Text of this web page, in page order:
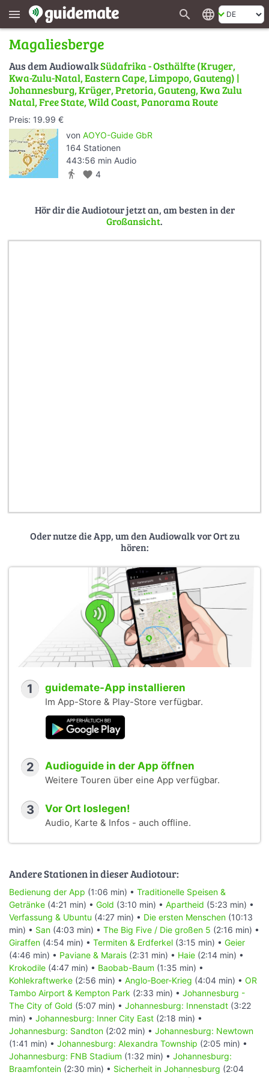
menu search language
Magaliesberge
Aus dem AudiowalkSüdafrika - Osthälfte (Kruger,
Kwa-Zulu-Natal, Eastern Cape, Limpopo, Gauteng) |
Johannesburg, Krüger, Pretoria, Gauteng, Kwa Zulu
Natal, Free State, Wild Coast, Panorama Route
Preis: 19.99 €
von AOYO-Guide GbR
164 Stationen
443:56 min Audio
directions_walk favorite 4
Hör dir die Audiotour jetzt an, am besten in der
Großansicht.
Oder nutze die App, um den Audiowalk vor Ort zu
hören:
1 guidemate-App installieren
Im App-Store & Play-Store verfügbar.
2 Audioguide in der App öffnen
Weitere Touren über eine App verfügbar.
3 Vor Ort loslegen!
Audio, Karte & Infos - auch offline.
Andere Stationen in dieser Audiotour:
Bedienung der App (1:06 min) • Traditionelle Speisen &
Getränke (4:21 min) • Gold (3:10 min) • Apartheid (5:23 min) •
Verfassung & Ubuntu (4:27 min) • Die ersten Menschen (10:13
min) • San (4:03 min) • The Big Five / Die großen 5 (2:16 min) •
Giraffen (4:54 min) • Termiten & Erdferkel (3:15 min) • Geier
(4:46 min) • Paviane & Marais (2:31 min) • Haie (2:14 min) •
Krokodile (4:47 min) • Baobab-Baum (1:35 min) •
Kohlekraftwerke (2:56 min) • Anglo-Boer-Krieg (4:04 min) • OR
Tambo Airport & Kempton Park (2:33 min) • Johannesburg -
The City of Gold (5:07 min) • Johannesburg: Innenstadt (3:22
min) • Johannesburg: Inner City East (2:18 min) •
Johannesburg: Sandton (2:02 min) • Johannesburg: Newtown
(1:41 min) • Johannesburg: Alexandra Township (2:05 min) •
Johannesburg: FNB Stadium (1:32 min) • Johannesburg:
Braamfontein (2:30 min) • Sicherheit in Johannesburg (2:04